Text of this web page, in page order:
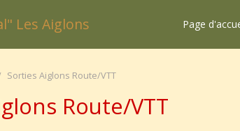
Les Aiglons Page
Sorties Aiglons Route/VTT
Route/VTT